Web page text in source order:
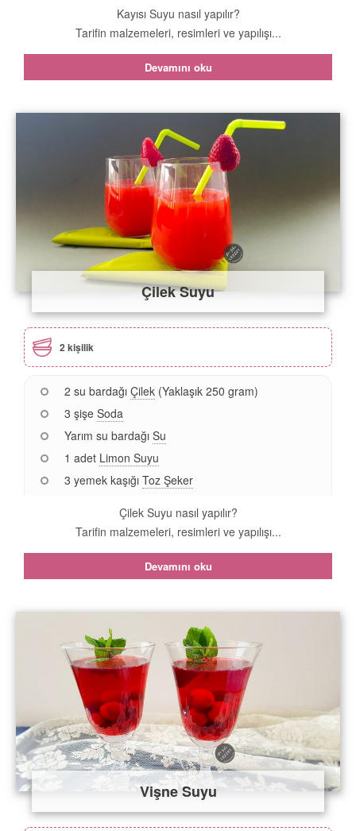
Kayısı Suyu nasıl yapılır?
Tarifin malzemeleri, resimleri ve yapılışı...
Devamını oku
Çilek Suyu
2 kişilik
2 su bardağı Çilek (Yaklaşık 250 gram)
3 şişe Soda
Yarım su bardağı Su
1 adet Limon Suyu
3 yemek kaşığı Toz Şeker
Çilek Suyu nasıl yapılır?
Tarifin malzemeleri, resimleri ve yapılışı...
Devamını oku
Vişne Suyu